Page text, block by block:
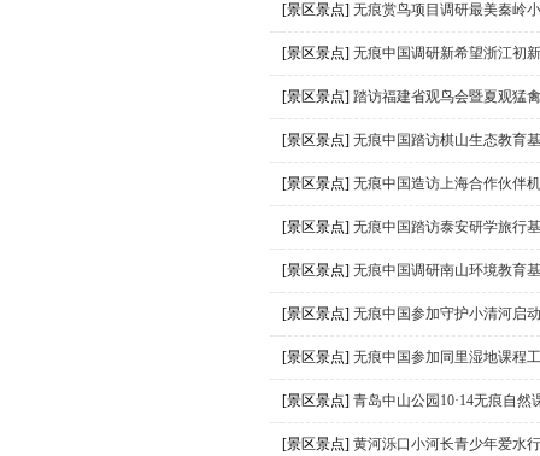
[景区景点] 无痕赏鸟项目调研最美秦岭
[景区景点] 无痕中国调研新希望浙江初
[景区景点] 踏访福建省观鸟会暨夏观猛
[景区景点] 无痕中国踏访棋山生态教育
[景区景点] 无痕中国造访上海合作伙伴
[景区景点] 无痕中国踏访泰安研学旅行
[景区景点] 无痕中国调研南山环境教育
[景区景点] 无痕中国参加守护小清河启
[景区景点] 无痕中国参加同里湿地课程
[景区景点] 青岛中山公园10·14无痕自然
[景区景点] 黄河泺口小河长青少年爱水